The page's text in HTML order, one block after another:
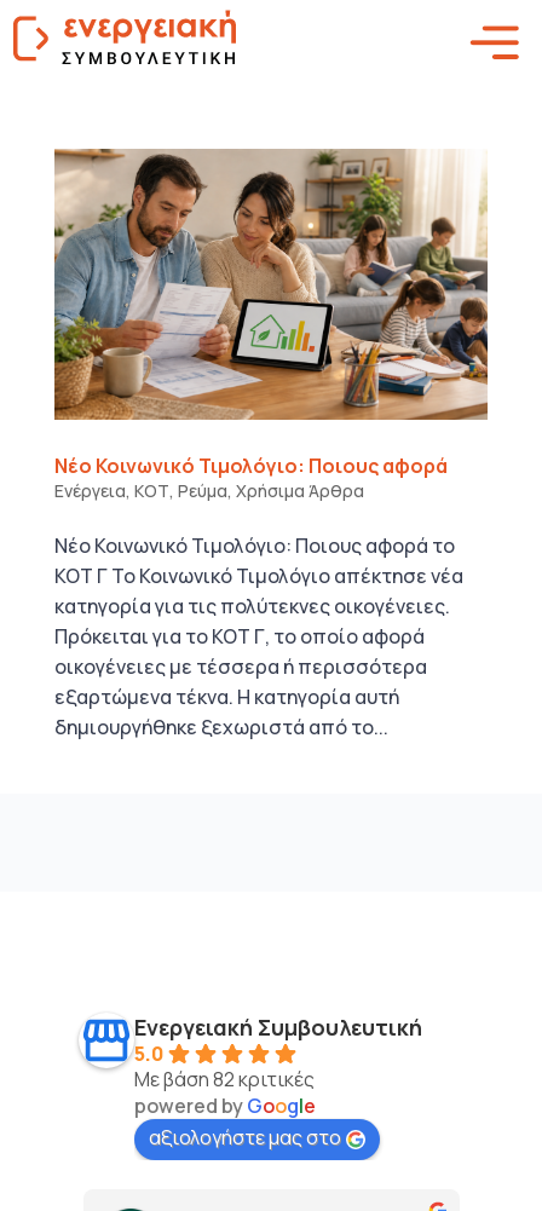
Νέο Κοινωνικό Τιμολόγιο: Ποιους αφορά
Ενέργεια, ΚΟΤ, Ρεύμα, Χρήσιμα Άρθρα
Νέο Κοινωνικό Τιμολόγιο: Ποιους αφορά το
ΚΟΤ Γ Το Κοινωνικό Τιμολόγιο απέκτησε νέα
κατηγορία για τις πολύτεκνες οικογένειες.
Πρόκειται για το ΚΟΤ Γ, το οποίο αφορά
οικογένειες με τέσσερα ή περισσότερα
εξαρτώμενα τέκνα. Η κατηγορία αυτή
δημιουργήθηκε ξεχωριστά από το...
Ενεργειακή Συμβουλευτική
5.0
Με βάση 82 κριτικές
powered byGoogle
αξιολογήστε μας στο